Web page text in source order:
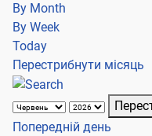
By Month
By Week
Today
Перестрибнути місяць
Попередній день